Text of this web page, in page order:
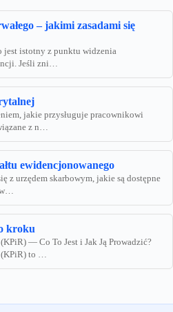
– jakimi zasadami się
jest istotny z punktu widzenia
Jeśli zni…
jakie przysługuje pracownikowi
z n…
ewidencjonowanego
z urzędem skarbowym, jakie są dostępne
kroku
— Co To Jest i Jak Ją Prowadzić?
(KPiR) to …